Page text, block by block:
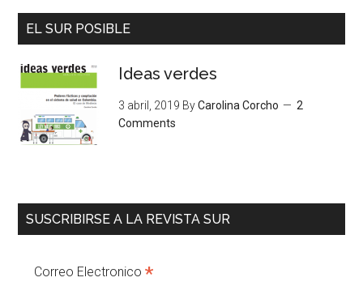
EL SUR POSIBLE
Ideas verdes
3 abril, 2019 ByCarolina Corcho
2
Comments
SUSCRIBIRSE A LA REVISTA SUR
Correo Electronico*